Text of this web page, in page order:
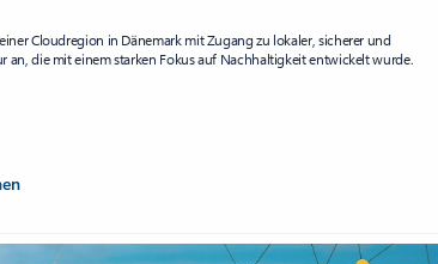
Cloudregion in Dänemark mit Zugang zu lokaler, sicherer und
an, die mit einem starken Fokus auf Nachhaltigkeit entwickelt wurde.